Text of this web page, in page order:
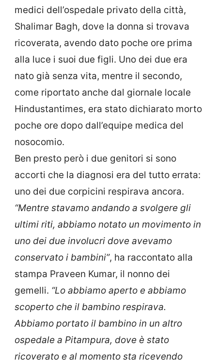
medici dell’ospedale privato della città,
Shalimar Bagh, dove la donna si trovava
ricoverata, avendo dato poche ore prima
alla luce i suoi due figli. Uno dei due era
nato già senza vita, mentre il secondo,
come riportato anche dal giornale locale
Hindustantimes, era stato dichiarato morto
poche ore dopo dall’equipe medica del
nosocomio.
Ben presto però i due genitori si sono
accorti che la diagnosi era del tutto errata:
uno dei due corpicini respirava ancora.
“Mentre stavamo andando a svolgere gli
ultimi riti, abbiamo notato un movimento in
uno dei due involucri dove avevamo
conservato i bambini”, ha raccontato alla
stampa Praveen Kumar, il nonno dei
gemelli. “Lo abbiamo aperto e abbiamo
scoperto che il bambino respirava.
Abbiamo portato il bambino in un altro
ospedale a Pitampura, dove è stato
ricoverato e al momento sta ricevendo